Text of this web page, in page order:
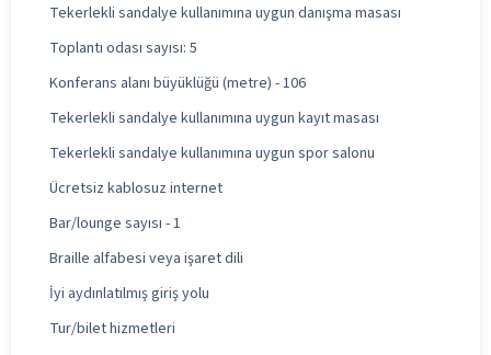
Tekerlekli sandalye kullanımına uygun danışma masası
Toplantı odası sayısı: 5
Konferans alanı büyüklüğü (metre) - 106
Tekerlekli sandalye kullanımına uygun kayıt masası
Tekerlekli sandalye kullanımına uygun spor salonu
Ücretsiz kablosuz internet
Bar/lounge sayısı - 1
Braille alfabesi veya işaret dili
İyi aydınlatılmış giriş yolu
Tur/bilet hizmetleri